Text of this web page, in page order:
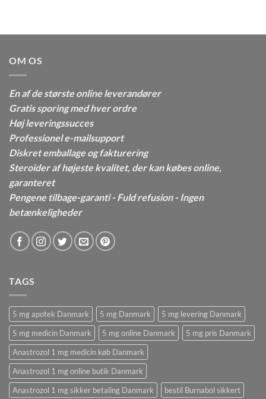
OM OS
En af de største online leverandører
Gratis sporing med hver ordre
Høj leveringssucces
Professionel e-mailsupport
Diskret emballage og fakturering
Steroider af højeste kvalitet, der kan købes online,
garanteret
Pengene tilbage-garanti - Fuld refusion - Ingen
betænkeligheder
TAGS
5 mg apotek Danmark 5 mg Danmark
5 mg levering Danmark
5 mg medicin Danmark
5 mg online Danmark
5 mg pris Danmark
Anastrozol 1 mg medicin køb Danmark
Anastrozol 1 mg online butik Danmark
Anastrozol 1 mg sikker betaling Danmark
bestil Burnabol sikkert